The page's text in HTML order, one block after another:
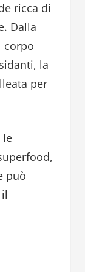
ricca di
Dalla
corpo
la
per
le
può